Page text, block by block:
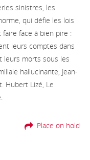
sinistres, les
qui défie les lois
face à bien pire :
leurs comptes dans
leurs morts sous les
hallucinante, Jean-
Hubert Lizé, Le
Place on hold